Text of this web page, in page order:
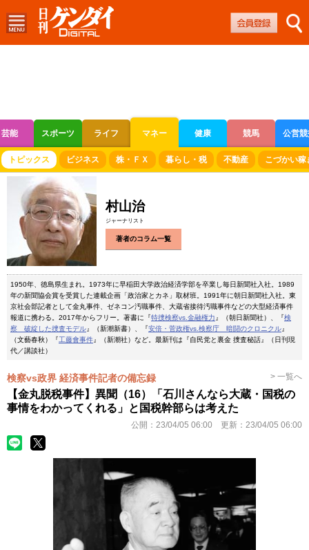
芸能 スポーツ ライフ マネー 健康 競馬 公営
ボートレース 競輪 オートレース
トピックス ビジネス 株・ＦＸ 暮らし・税 不動産 こづかい稼
村山治
ジャーナリスト
著者のコラム一覧
1950年、徳島県生まれ。1973年に早稲田大学政治経済学部を卒業し毎日新聞社入社。1989
年の新聞協会賞を受賞した連載企画「政治家とカネ」取材班。1991年に朝日新聞社入社。東
京社会部記者として金丸事件、ゼネコン汚職事件、大蔵省接待汚職事件などの大型経済事件
報道に携わる。2017年からフリー。著書に『特捜検察vs.金融権力 』（朝日新聞社）、『検
察 破綻した捜査モデル』（新潮新書）、『安倍・菅政権vs.検察庁 暗闘のクロニクル』
（文藝春秋）『工藤會事件』（新潮社）など。最新刊は『自民党と裏金 捜査秘話』（日刊現
代／講談社）
検察vs政界 経済事件記者の備忘録 > 一覧へ
【金丸脱税事件】異聞（16）「石川さんなら大蔵・国税の
事情をわかってくれる」と国税幹部らは考えた
公開： 23/04/05 06:00 更新： 23/04/05 06:00